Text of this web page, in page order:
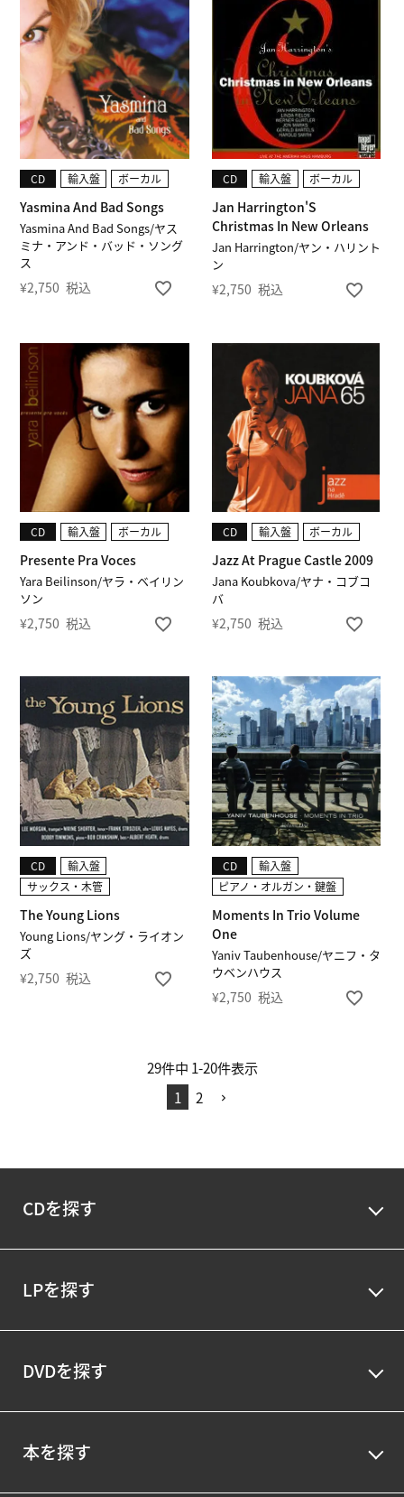
Yasmina And Bad Songs/ヤス
ミナ・アンド・バッド・ソング
ス
Yasmina And Bad Songs
CD 輸入盤 ボーカル
¥2,750 税込
Jan Harrington/ヤン・ハリント
ン
Jan Harrington'S
Christmas In New Orleans
CD 輸入盤 ボーカル
¥2,750 税込
Yara Beilinson/ヤラ・ベイリン
ソン
Presente Pra Voces
CD 輸入盤 ボーカル
¥2,750 税込
Jana Koubkova/ヤナ・コブコ
バ
Jazz At Prague Castle 2009
CD 輸入盤 ボーカル
¥2,750 税込
Young Lions/ヤング・ライオン
ズ
The Young Lions
CD
輸入盤
サックス・木管
¥2,750 税込
Yaniv Taubenhouse/ヤニフ・タ
ウベンハウス
Moments In Trio Volume
One
CD
輸入盤
ピアノ・オルガン・鍵盤
¥2,750 税込
29件中 1-20件表示
1
2
CDを探す
LPを探す
DVDを探す
本を探す